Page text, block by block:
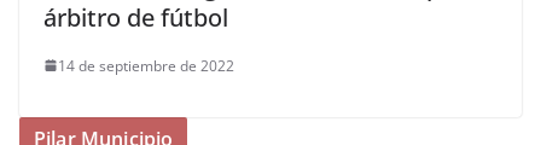
árbitro de fútbol
14 de septiembre de 2022
Pilar Municipio